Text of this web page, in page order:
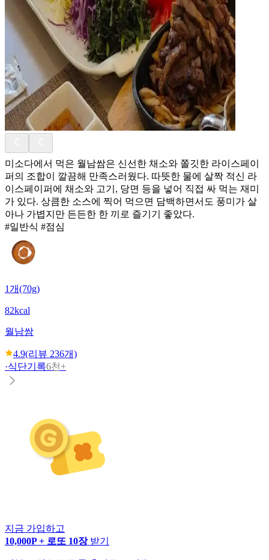
미소다에서 먹은 월남쌈은 신선한 채소와 쫄깃한 라이스페이
퍼의 조합이 깔끔해 만족스러웠다. 따뜻한 물에 살짝 적신 라
이스페이퍼에 채소와 고기, 당면 등을 넣어 직접 싸 먹는 재미
가 있다. 상큼한 소스에 찍어 먹으면 담백하면서도 풍미가 살
아나 가볍지만 든든한 한 끼로 즐기기 좋았다.
#일반식 #점심
1개(70g)
82kcal
월남쌈
4.9(리뷰 236개)
·식단기록6천+
지금 가입하고
10,000P + 로또 10장 받기